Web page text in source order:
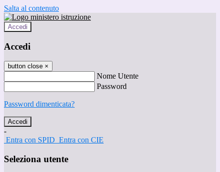
Salta al contenuto
Accedi
Accedi
button close ×
Nome Utente
Password
Password dimenticata?
-
Entra con SPID Entra con CIE
Seleziona utente